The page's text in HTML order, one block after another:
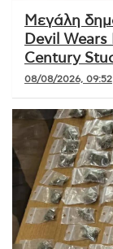
Μεγάλη
Devil Wears
Century
08/08/2026, 09:52